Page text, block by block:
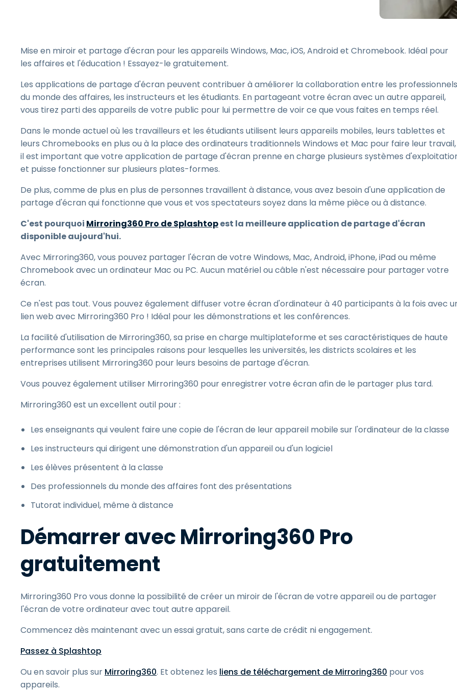
Assistance sur le terrain
Travail à distance avec
Accès virtuel aux salles
informatiques
Sécurité des points
terminaux
Voir tous les besoins
Voir
Mise en miroir et partage d'écran pour les appareils Windows, Mac, iOS, Android et Chromebook. Idéal pour
les affaires et l'éducation ! Essayez-le gratuitement.
Les applications de partage d'écran peuvent contribuer à améliorer la collaboration entre les professionnels
du monde des affaires, les instructeurs et les étudiants. En partageant votre écran avec un autre appareil,
vous tirez parti des appareils de votre public pour lui permettre de voir ce que vous faites en temps réel.
Dans le monde actuel où les travailleurs et les étudiants utilisent leurs appareils mobiles, leurs tablettes et
leurs Chromebooks en plus ou à la place des ordinateurs traditionnels Windows et Mac pour faire leur travail,
il est important que votre application de partage d'écran prenne en charge plusieurs systèmes
et puisse fonctionner sur plusieurs plates-formes.
De plus, comme de plus en plus de personnes travaillent à distance, vous avez besoin d'une application de
partage d'écran qui fonctionne que vous et vos spectateurs soyez dans la même pièce ou à distance.
C'est pourquoi Mirroring360 Pro de Splashtopest la meilleure application de partage d'écran
disponible aujourd'hui.
Avec Mirroring360, vous pouvez partager l'écran de votre Windows, Mac, Android, iPhone, iPad ou même
Chromebook avec un ordinateur Mac ou PC. Aucun matériel ou câble n'est nécessaire pour partager votre
écran.
Ce n'est pas tout. Vous pouvez également diffuser votre écran d'ordinateur à 40 participants à la fois avec
lien web avec Mirroring360 Pro ! Idéal pour les démonstrations et les conférences.
La facilité d'utilisation de Mirroring360, sa prise en charge multiplateforme et ses caractéristiques de haute
performance sont les principales raisons pour lesquelles les universités, les districts scolaires et les
entreprises utilisent Mirroring360 pour leurs besoins de partage d'écran.
Vous pouvez également utiliser Mirroring360 pour enregistrer votre écran afin de le partager plus tard.
Mirroring360 est un excellent outil pour :
Les enseignants qui veulent faire une copie de l'écran de leur appareil mobile sur l'ordinateur de la classe
Les instructeurs qui dirigent une démonstration d'un appareil ou d'un logiciel
Les élèves présentent à la classe
Des professionnels du monde des affaires font des présentations
Tutorat individuel, même à distance
Démarrer avec Mirroring360 Pro
gratuitement
Mirroring360 Pro vous donne la possibilité de créer un miroir de l'écran de votre appareil ou de partager
l'écran de votre ordinateur avec tout autre appareil.
Commencez dès maintenant avec un essai gratuit, sans carte de crédit ni engagement.
Passez à Splashtop
Ou en savoir plus sur Mirroring360. Et obtenez les liens de téléchargement de Mirroring360 pour vos
appareils.